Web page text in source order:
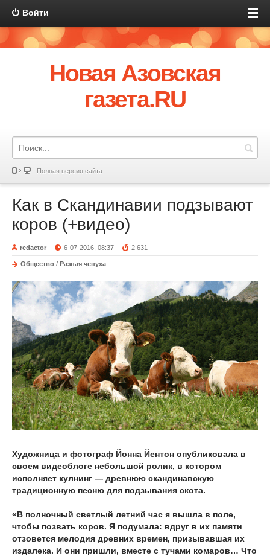
Войти
Новая Азовская
газета.RU
Полная версия сайта
Как в Скандинавии подзывают
коров (+видео)
redactor 6-07-2016, 08:37 2 631
Общество / Разная чепуха
Художница и фотограф Йонна Йентон опубликовала в
своем видеоблоге небольшой ролик, в котором
исполняет кулнинг — древнюю скандинавскую
традиционную песню для подзывания скота.
«В полночный светлый летний час я вышла в поле,
чтобы позвать коров. Я подумала: вдруг в их памяти
отзовется мелодия древних времен, призывавшая их
издалека. И они пришли, вместе с тучами комаров… Что